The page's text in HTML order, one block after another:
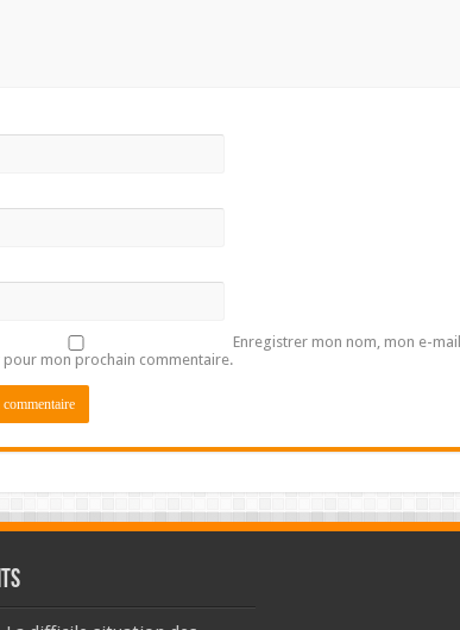
Enregistrer mon nom, mon e-
pour mon prochain commentaire.